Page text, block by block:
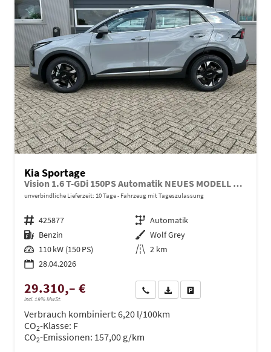
Kia Sportage
Vision 1.6 T-GDi 150PS Automatik NEUES MODELL MY26 FACELIFT Sitzheizung Lenkradheizung Klimaautomatik Navi Bluetooth Touchscreen Apple CarPlay Android Auto PDC v+h 17"LM Rückf.Kamera ACC 2x Keyless
unverbindliche Lieferzeit: 10 Tage Fahrzeug mit Tageszulassung
Fahrzeugnr. 425877 Getriebe Automatik
Kraftstoff Benzin Außenfarbe Wolf Grey
Leistung 110 kW (150 PS) Kilometerstand 2 km
28.04.2026
29.310,– €
incl. 19% MwSt.
Wir rufen Sie anPDF-Datei, Fahrzeugexposé
Verbrauch kombiniert: 6,20 l/100km
CO2-Klasse: F
CO2-Emissionen: 157,00 g/km